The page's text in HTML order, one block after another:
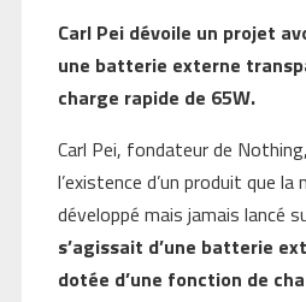
Carl Pei dévoile un projet
une batterie externe
charge rapide de 65W.
Carl Pei, fondateur de
l’existence d’un produit que la
développé mais jamais lancé
s’agissait d’une batterie
dotée d’une fonction de